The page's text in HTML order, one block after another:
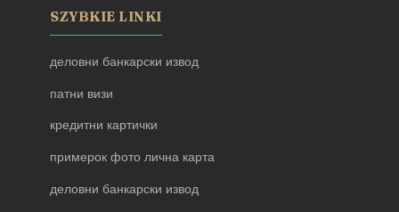
SZYBKIE LINKI
деловни банкарски извод
патни визи
кредитни картички
примерок фото лична карта
деловни банкарски извод